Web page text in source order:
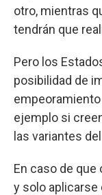
otro, mientras
tendrán que
Pero los
posibilidad de
ejemplo si
las variantes
En caso de que
y solo aplicarse